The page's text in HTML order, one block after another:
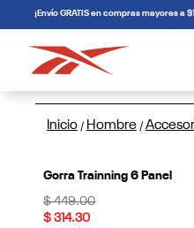
connectif¡Envío GRATIS en compras mayores
Inicio / Hombre /
Gorra Trainning 6 Panel
Price reduced from
$ 449.00to
$ 314.30